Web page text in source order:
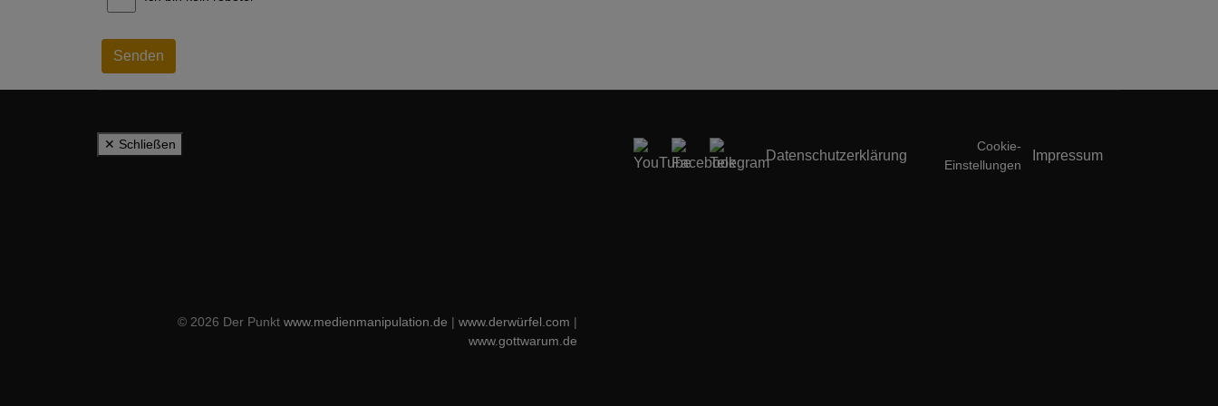
Senden
✕ Schließen
© 2026 Der Punkt www.medienmanipulation.de | www.derwürfel.com |
www.gottwarum.de
Datenschutzerklärung
Cookie-
Einstellungen
Impressum